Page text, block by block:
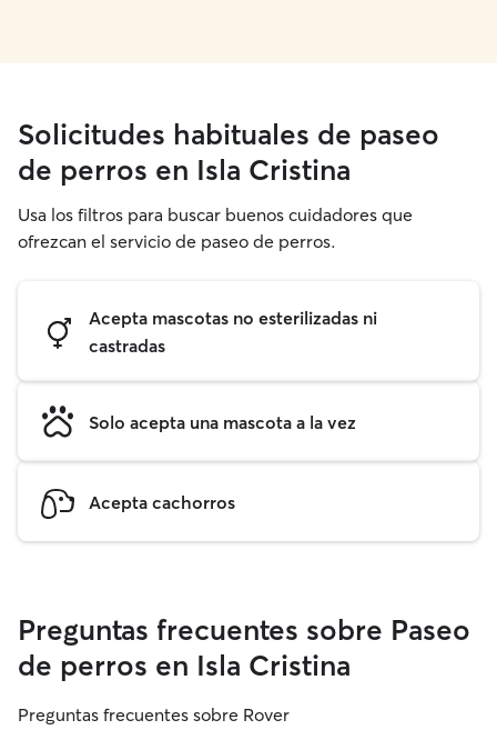
Solicitudes habituales de paseo
de perros en Isla Cristina
Usa los filtros para buscar buenos cuidadores que
ofrezcan el servicio de paseo de perros.
Acepta mascotas no esterilizadas ni
castradas
Solo acepta una mascota a la vez
Acepta cachorros
Preguntas frecuentes sobre Paseo
de perros en Isla Cristina
Preguntas frecuentes sobre Rover